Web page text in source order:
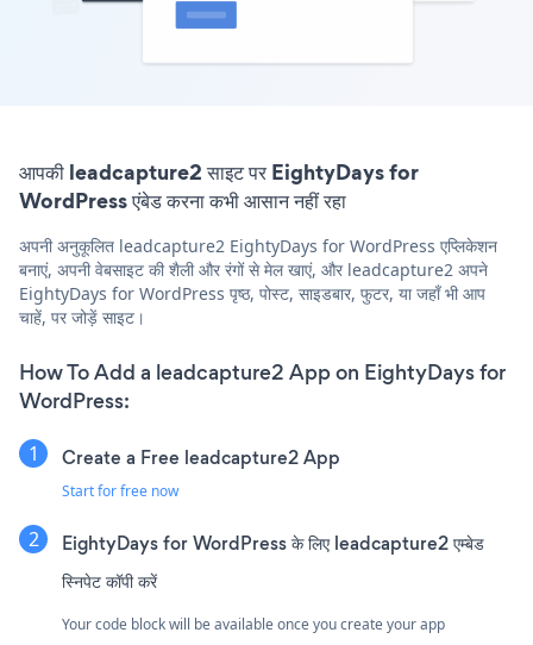
आपकी leadcapture2 साइट पर EightyDays for
WordPress एंबेड करना कभी आसान नहीं रहा
अपनी अनुकूलित leadcapture2 EightyDays for WordPress एप्लिकेशन
बनाएं, अपनी वेबसाइट की शैली और रंगों से मेल खाएं, और leadcapture2 अपने
EightyDays for WordPress पृष्ठ, पोस्ट, साइडबार, फुटर, या जहाँ भी आप
चाहें, पर जोड़ें साइट।
How To Add a leadcapture2 App on EightyDays for
WordPress:
Create a Free leadcapture2 App
Start for free now
EightyDays for WordPress के लिए leadcapture2 एम्बेड
स्निपेट कॉपी करें
Your code block will be available once you create your app